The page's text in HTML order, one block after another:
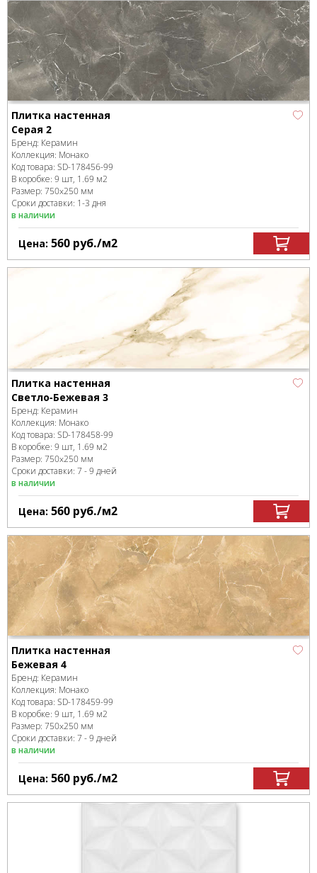
Плитка настенная
Серая 2
Бренд: Керамин
Коллекция: Монако
Код товара: SD-178456-99
В коробке: 9 шт, 1.69 м2
Размер: 750x250 мм
Сроки доставки: 1-3 дня
в наличии
Цена: 560 руб./м2
Плитка настенная
Светло-Бежевая 3
Бренд: Керамин
Коллекция: Монако
Код товара: SD-178458-99
В коробке: 9 шт, 1.69 м2
Размер: 750x250 мм
Сроки доставки: 7 - 9 дней
в наличии
Цена: 560 руб./м2
Плитка настенная
Бежевая 4
Бренд: Керамин
Коллекция: Монако
Код товара: SD-178459-99
В коробке: 9 шт, 1.69 м2
Размер: 750x250 мм
Сроки доставки: 7 - 9 дней
в наличии
Цена: 560 руб./м2